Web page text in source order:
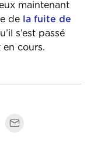
maintenant
de
la fuite de
s’est passé
en cours.